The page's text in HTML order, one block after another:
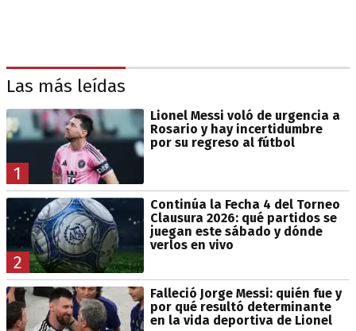
Las más leídas
1
Lionel Messi voló de urgencia a
Rosario y hay incertidumbre
por su regreso al fútbol
2
Continúa la Fecha 4 del Torneo
Clausura 2026: qué partidos se
juegan este sábado y dónde
verlos en vivo
Falleció Jorge Messi: quién fue y
por qué resultó determinante
en la vida deportiva de Lionel